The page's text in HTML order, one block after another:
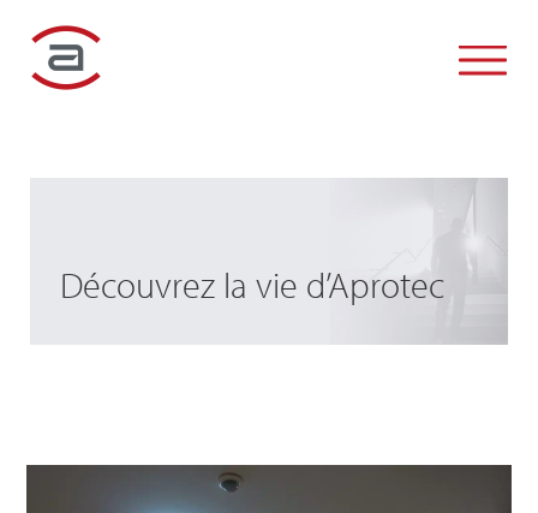
SOCIÉTÉ
ACTIVITÉS
CONTACT
Découvrez la vie d’Aprotec